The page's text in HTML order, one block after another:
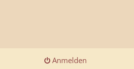
Anmelden